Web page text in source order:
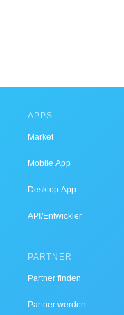
APPS
Market
Mobile App
Desktop App
API/Entwickler
PARTNER
Partner finden
Partner werden